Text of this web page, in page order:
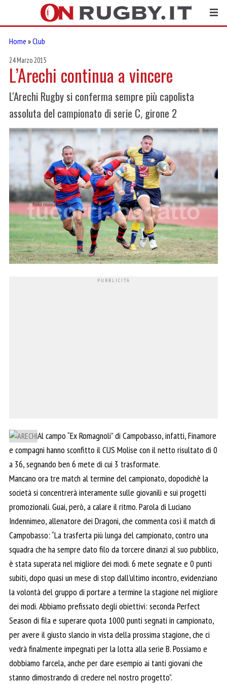
Home »Club
24 Marzo 2015
L’Arechi continua a vincere
L'Arechi Rugby si conferma sempre più capolista
assoluta del campionato di serie C, girone 2
Al campo “Ex Romagnoli” di Campobasso, infatti, Finamore
e compagni hanno sconfitto il CUS Molise con il netto risultato di 0
a 36, segnando ben 6 mete di cui 3 trasformate.
Mancano ora tre match al termine del campionato, dopodichè la
società si concentrerà interamente sulle giovanili e sui progetti
promozionali. Guai, però, a calare il ritmo. Parola di Luciano
Indennimeo, allenatore dei Dragoni, che commenta così il match di
Campobasso: “La trasferta più lunga del campionato, contro una
squadra che ha sempre dato filo da torcere dinanzi al suo pubblico,
è stata superata nel migliore dei modi. 6 mete segnate e 0 punti
subiti, dopo quasi un mese di stop dall’ultimo incontro, evidenziano
la volontà del gruppo di portare a termine la stagione nel migliore
dei modi. Abbiamo prefissato degli obiettivi: seconda Perfect
Season di fila e superare quota 1000 punti segnati in campionato,
per avere il giusto slancio in vista della prossima stagione, che ci
vedrà finalmente impegnati per la lotta alla serie B. Possiamo e
dobbiamo farcela, anche per dare esempio ai tanti giovani che
stanno dimostrando di credere nel nostro progetto”.